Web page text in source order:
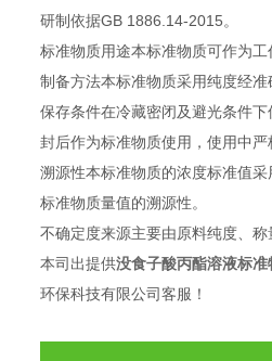
研制依据GB 1886.14-2015。
标准物质用途本标准物质可作为
制备方法本标准物质采用纯度
保存条件在冷藏密闭及避光条件
封后作为标准物质使用，使用中严
溯源性本标准物质的浓度标准
标准物质量值的溯源性。
不确定度来源主要由原料纯度、称
本司出提供没食子酸丙酯溶液标准
环保科技有限公司客服！